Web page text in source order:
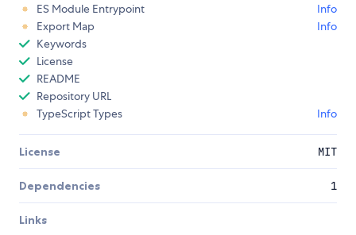
ES Module Entrypoint
Info
Export Map
Info
Keywords
License
README
Repository URL
TypeScript Types
Info
License MIT
Dependencies 1
Links